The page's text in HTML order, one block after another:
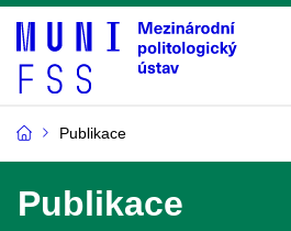
Publikace
Publikace